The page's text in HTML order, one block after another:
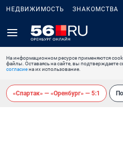
НЕДВИЖИМОСТЬ ЗНАКОМСТВА
На информационном ресурсе применяются
файлы. Оставаясь на сайте, вы подтверждаете
согласиена их использование.
«Спартак» — «Оренбург» — 5:1